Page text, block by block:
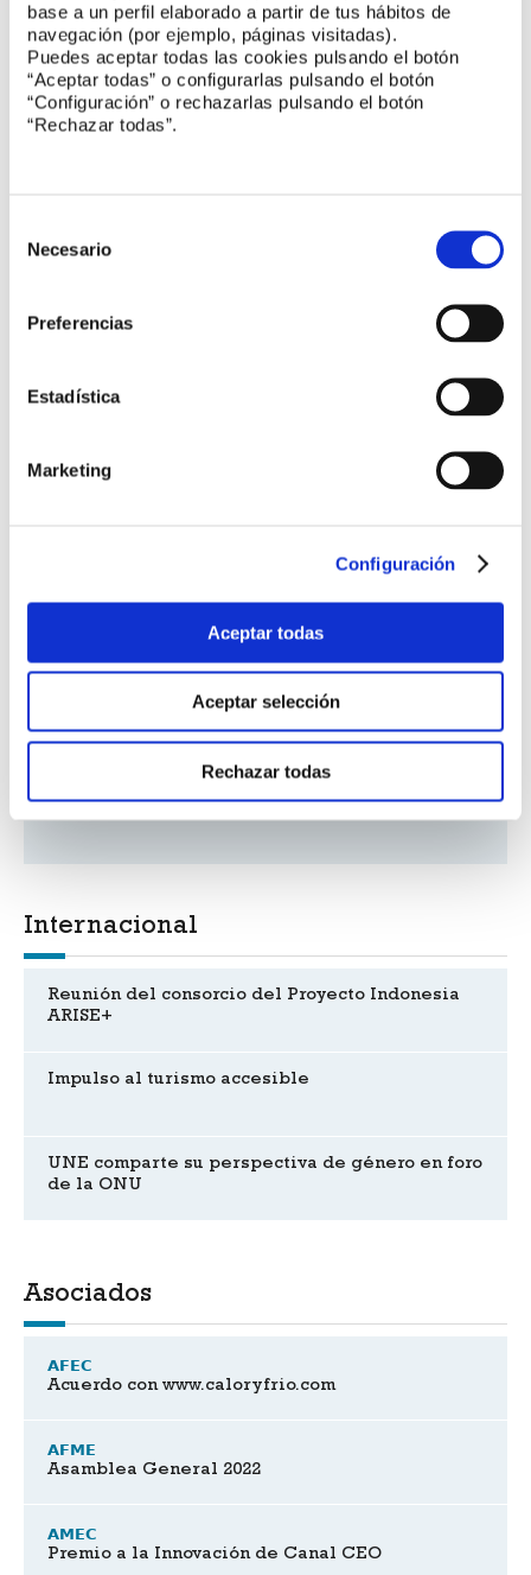
base a un perfil elaborado a partir de tus hábitos de
navegación (por ejemplo, páginas visitadas).
Puedes aceptar todas las cookies pulsando el botón
“Aceptar todas” o configurarlas pulsando el botón
“Configuración” o rechazarlas pulsando el botón
“Rechazar todas”.
Necesario
Preferencias
Estadística
Marketing
Configuración
Aceptar todas
Aceptar selección
Rechazar todas
Inspección Reglamentaria de los equipos a
presiónen las Terminales de GNL
Encuentro UNE:Nueva Estrategia Europea de
Normalización
Reuniones de comités
CTN 224 Centrales termosolares
CTN 221 Sistemas de generación de energía
CTN 193 Evaluación de la emisión de sustancias
peligrosas de productos de construcción
CTN 108 Seguridad física y electrónica. Sistemas
de protección y alarma
Internacional
Reunión del consorcio del Proyecto Indonesia
ARISE+
Impulso al turismo accesible
UNE comparte su perspectiva de género en foro
de la ONU
Asociados
AFEC
Acuerdo con www.caloryfrio.com
AFME
Asamblea General 2022
AMEC
Premio a la Innovación de Canal CEO